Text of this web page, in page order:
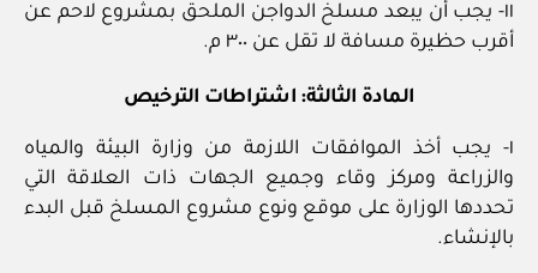
١١- يجب أن يبعد مسلخ الدواجن الملحق بمشروع لاحم عن
أقرب حظيرة مسافة لا تقل عن ٣٠٠ م.
المادة الثالثة: اشتراطات الترخيص
١- يجب أخذ الموافقات اللازمة من وزارة البيئة والمياه
والزراعة ومركز وقاء وجميع الجهات ذات العلاقة التي
تحددها الوزارة على موقع ونوع مشروع المسلخ قبل البدء
بالإنشاء.